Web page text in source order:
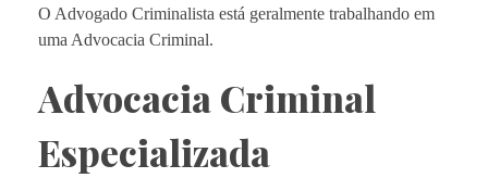
O Advogado Criminalista está geralmente trabalhando em
uma Advocacia Criminal.
Advocacia Criminal
Especializada